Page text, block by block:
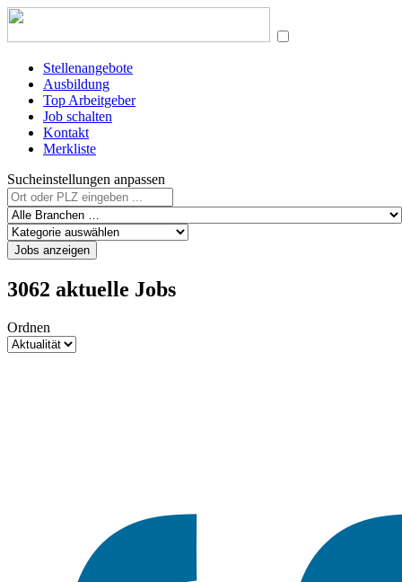
Stellenangebote
Ausbildung
Top Arbeitgeber
Job schalten
Kontakt
Merkliste
Sucheinstellungen anpassen
Jobs anzeigen
3062 aktuelle Jobs
Ordnen